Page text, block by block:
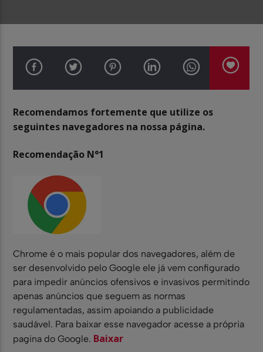
Recomendamos fortemente que utilize os
seguintes navegadores na nossa página.
Recomendação N°1
Chrome é o mais popular dos navegadores, além de
ser desenvolvido pelo Google ele já vem configurado
para impedir anúncios ofensivos e invasivos permitindo
apenas anúncios que seguem as normas
regulamentadas, assim apoiando a publicidade
saudável. Para baixar esse navegador acesse a própria
pagina do Google. Baixar